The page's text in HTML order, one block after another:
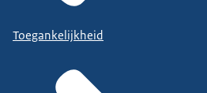
Toegankelijkheid